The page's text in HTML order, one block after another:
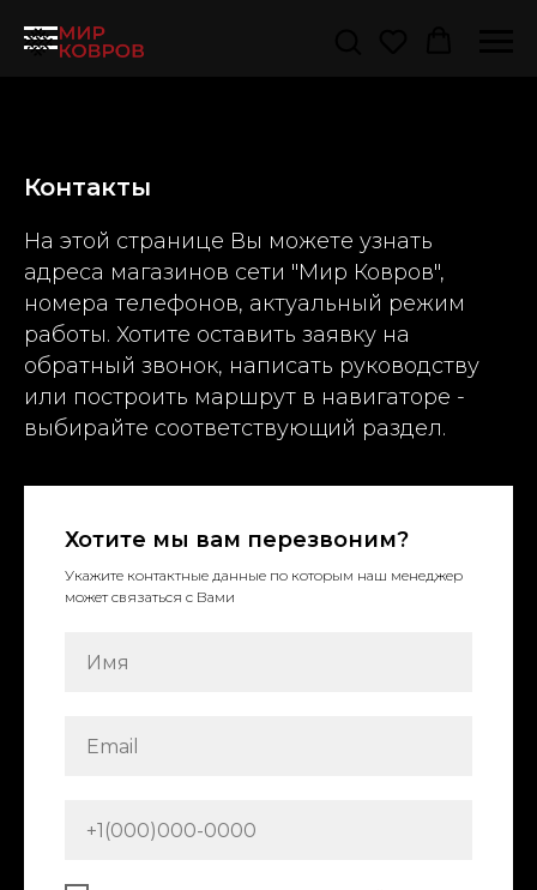
Контакты
На этой странице Вы можете узнать
адреса магазинов сети "Мир Ковров",
номера телефонов, актуальный режим
работы. Хотите оставить заявку на
обратный звонок, написать руководству
или построить маршрут в навигаторе -
выбирайте соответствующий раздел.
Хотите мы вам перезвоним?
Укажите контактные данные по которым наш менеджер
может связаться с Вами